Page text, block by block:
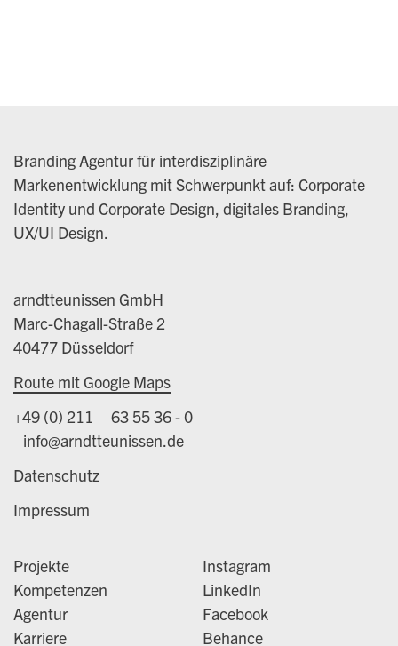
Branding Agentur für interdisziplinäre
Markenentwicklung mit Schwerpunkt auf: Corporate
Identity und Corporate Design, digitales Branding,
UX/UI Design.
arndtteunissen GmbH
Marc-Chagall-Straße 2
40477 Düsseldorf
Route mit Google Maps
+49 (0) 211 – 63 55 36 - 0
info@arndtteunissen.de
Datenschutz
Impressum
Projekte
Kompetenzen
Agentur
Karriere
Instagram
LinkedIn
Facebook
Behance